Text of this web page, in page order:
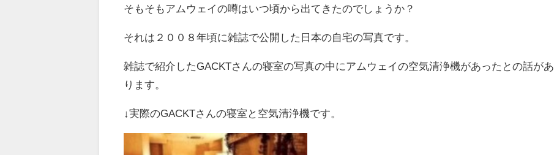
そもそもアムウェイの噂はいつ頃から出てきたのでしょうか？
それは２００８年頃に雑誌で公開した日本の自宅の写真です。
雑誌で紹介したGACKTさんの寝室の写真の中にアムウェイの空気清浄機があったとの話があ
ります。
↓実際のGACKTさんの寝室と空気清浄機です。